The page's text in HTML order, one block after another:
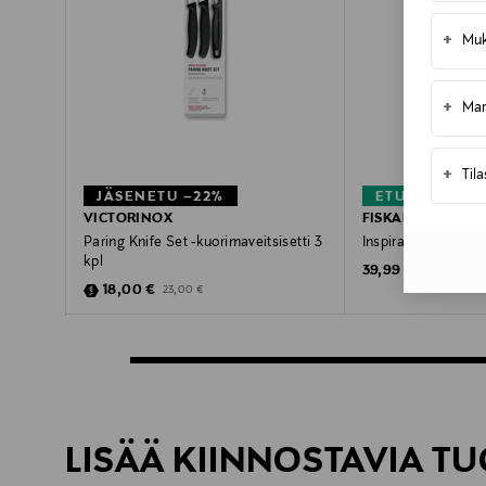
+
+
+
JÄSENETU –22%
VICTORINOX
Paring Knife Set -kuorimaveitsisetti 3
kpl
Discounted Price
18,00 € Original Price
23,00 €
FISKARS
Inspiration
Original Price
39,99 €
LISÄÄ KIINNOSTAVIA